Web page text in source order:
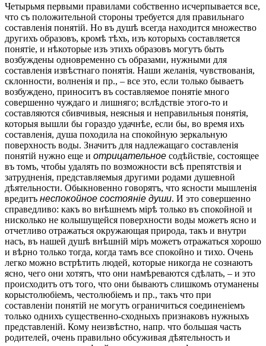
Четырьмя первыми правилами собственно исчерпывается все,
что съ положительной стороны требуется для правильнаго
составленія понятій. Но въ душѣ всегда находится множество
другихъ образовъ, кромѣ тѣхъ, изъ которыхъ составляется
понятіе, и нѣкоторые изъ этихъ образовъ могутъ быть
возбуждены одновременно съ образами, нужными для
составленія извѣстнаго понятія. Наши желанія, чувствованія,
склонности, волненія и пр., – все это, если только бываетъ
возбуждено, приноситъ въ составляемое понятіе много
совершенно чуждаго и лишняго; вслѣдствіе этого-то и
составляются сбивчивыя, неясныя и неправильныя понятія,
которыя вышли бы гораздо удачнѣе, если бы, во время ихъ
составленія, душа походила на спокойную зеркальную
поверхность воды. Значитъ для надлежащаго составленія
понятій нужно еще и отрицательное содѣйствіе, состоящее
въ томъ, чтобы удалять по возможности всѣ препятствія и
затрудненія, представляемыя другими родами душевной
дѣятельности. Обыкновенно говорятъ, что ясности мышленія
вредитъ неспокойное состояніе души. И это совершенно
справедливо: какъ во внѣшнемъ мірѣ только въ спокойной и
нисколько не колышущейся поверхности воды можетъ ясно и
отчетливо отражаться окружающая природа, такъ и внутри
насъ, въ нашей душѣ внѣшній міръ можетъ отражаться хорошо
и вѣрно только тогда, когда тамъ все спокойно и тихо. Очень
легко можно встрѣтить людей, которые никогда не сознаютъ
ясно, чего они хотятъ, что они намѣреваются сдѣлать, – и это
происходитъ отъ того, что они бываютъ слишкомъ отуманены
корыстолюбіемъ, честолюбіемъ и пр., такъ что при
составленіи понятій не могутъ ограничиться соединеніемъ
только однихъ существенно-сходныхъ признаковъ нужныхъ
представленій. Кому неизвѣстно, напр. что большая часть
родителей, очень правильно обсуживая дѣятельность и